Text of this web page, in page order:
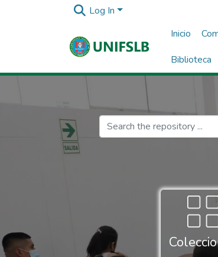
Log In
Inicio
Biblioteca